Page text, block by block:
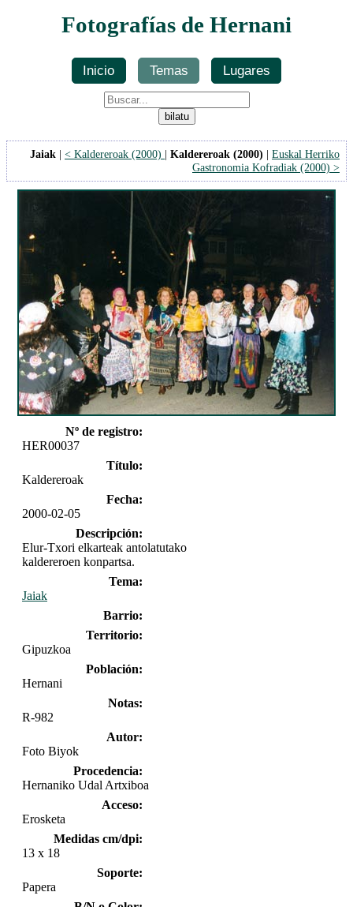
Fotografías de Hernani
Inicio Temas Lugares
Jaiak | < Kaldereroak (2000) | Kaldereroak (2000) | Euskal Herriko
Gastronomia Kofradiak (2000) >
Nº de registro:
HER00037
Título:
Kaldereroak
Fecha:
2000-02-05
Descripción:
Elur-Txori elkarteak antolatutako
kaldereroen konpartsa.
Tema:
Jaiak
Barrio:
Territorio:
Gipuzkoa
Población:
Hernani
Notas:
R-982
Autor:
Foto Biyok
Procedencia:
Hernaniko Udal Artxiboa
Acceso:
Erosketa
Medidas cm/dpi:
13 x 18
Soporte:
Papera